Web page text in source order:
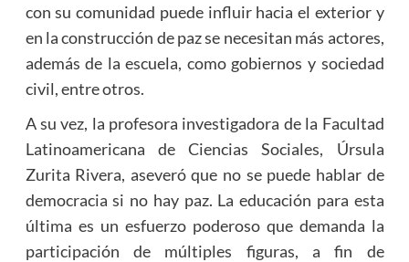
con su comunidad puede influir hacia el exterior y
en la construcción de paz se necesitan más actores,
además de la escuela, como gobiernos y sociedad
civil, entre otros.
A su vez, la profesora investigadora de la Facultad
Latinoamericana de Ciencias Sociales, Úrsula
Zurita Rivera, aseveró que no se puede hablar de
democracia si no hay paz. La educación para esta
última es un esfuerzo poderoso que demanda la
participación de múltiples figuras, a fin de